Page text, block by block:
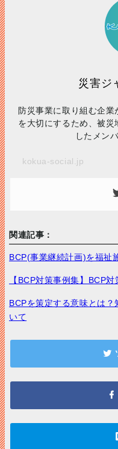
災害ジ
防災事業に取り組む企業
を大切にするため、被災
したメン
kokua-social.jp
関連記事：
BCP(事業継続計画)を福祉
【BCP対策事例集】BCP
BCPを策定する意味とは
いて